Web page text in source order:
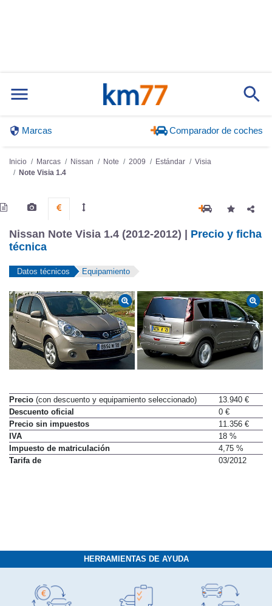
Marcas Comparador de coches
Inicio Marcas Nissan Note 2009 Estándar
Visia
Note Visia 1.4
Nissan Note Visia 1.4 (2012-2012) | Precio y ficha
técnica
Datos técnicos Equipamiento
Precio (con descuento y equipamiento seleccionado)
13.940 €
Descuento oficial
0 €
Precio sin impuestos
11.356 €
IVA
18 %
Impuesto de matriculación
4,75 %
Tarifa de
03/2012
HERRAMIENTAS DE AYUDA